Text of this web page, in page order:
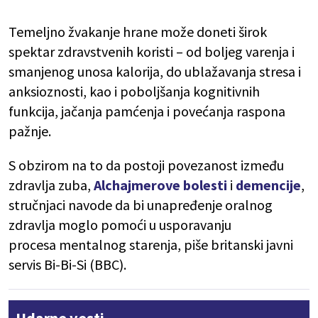
Temeljno žvakanje hrane može doneti širok
spektar zdravstvenih koristi – od boljeg varenja i
smanjenog unosa kalorija, do ublažavanja stresa i
anksioznosti, kao i poboljšanja kognitivnih
funkcija, jačanja pamćenja i povećanja raspona
pažnje.
S obzirom na to da postoji povezanost između
zdravlja zuba, Alchajmerove bolesti i demencije,
stručnjaci navode da bi unapređenje oralnog
zdravlja moglo pomoći u usporavanju
procesa mentalnog starenja, piše britanski javni
servis Bi-Bi-Si (BBC).